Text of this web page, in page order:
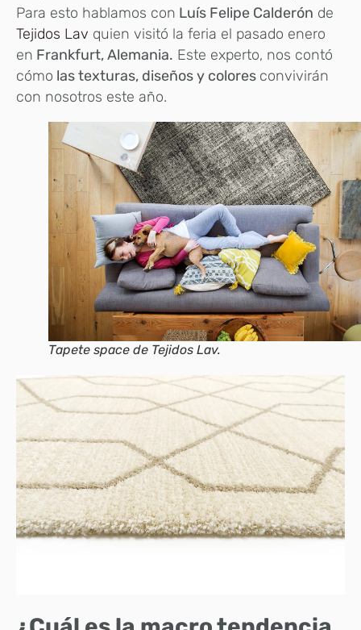
Para esto hablamos con Luís Felipe Calderón de
Tejidos Lav quien visitó la feria el pasado enero
en Frankfurt, Alemania. Este experto, nos contó
cómo las texturas, diseños y colores convivirán
con nosotros este año.
Tapete space de Tejidos Lav.